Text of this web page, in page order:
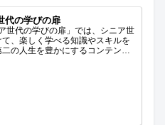
代の学びの扉
世代の学びの扉」では、シニア世
て、楽しく学べる知識やスキルを
二の人生を豊かにするコンテンツ